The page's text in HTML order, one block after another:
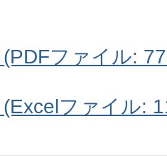
ファイル:
ファイル: